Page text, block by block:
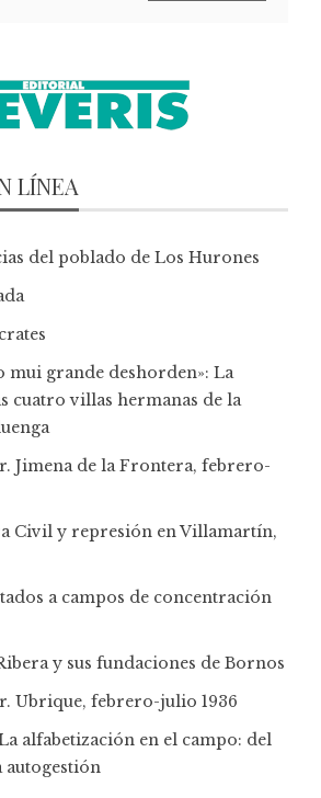
LÍNEA
del poblado de Los Hurones
mui grande deshorden»: La
cuatro villas hermanas de la
Jimena de la Frontera, febrero-
Civil y represión en Villamartín,
a campos de concentración
y sus fundaciones de Bornos
Ubrique, febrero-julio 1936
alfabetización en el campo: del
autogestión